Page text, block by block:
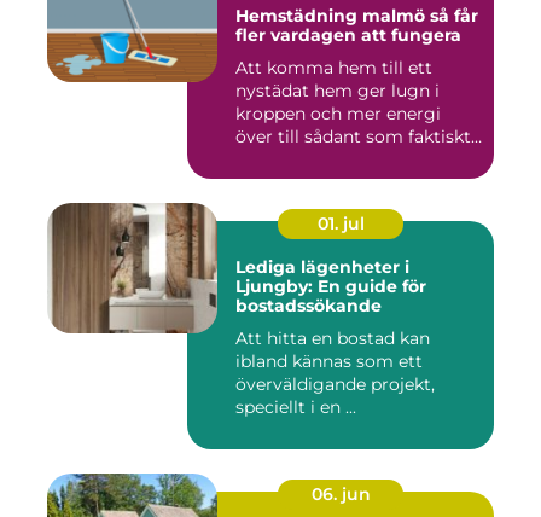
Hemstädning malmö så får
fler vardagen att fungera
Att komma hem till ett
nystädat hem ger lugn i
kroppen och mer energi
över till sådant som faktiskt
01. jul
Lediga lägenheter i
Ljungby: En guide för
bostadssökande
Att hitta en bostad kan
ibland kännas som ett
överväldigande projekt,
speciellt i en ...
06. jun